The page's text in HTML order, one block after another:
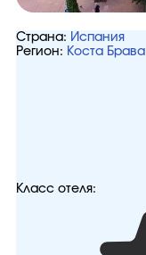
Страна: Испания
Регион: Коста Брава
Класс отеля: